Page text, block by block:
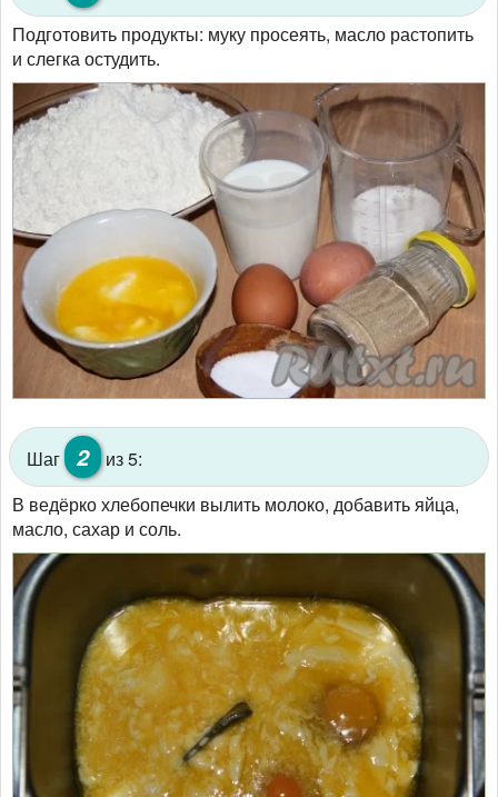
Подготовить продукты: муку просеять, масло растопить
и слегка остудить.
Шаг 2
из 5:
В ведёрко хлебопечки вылить молоко, добавить яйца,
масло, сахар и соль.